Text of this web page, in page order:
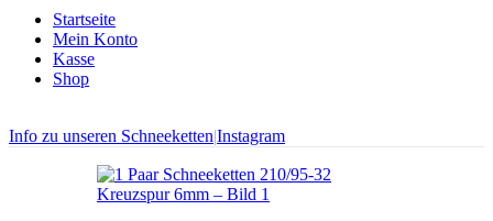
Startseite
Mein Konto
Kasse
Shop
Info zu unseren Schneeketten|Instagram